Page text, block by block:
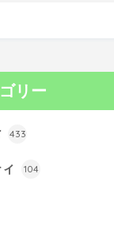
リー
433
104